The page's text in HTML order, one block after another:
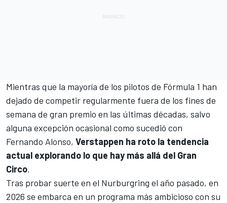
Mientras que la mayoría de los pilotos de Fórmula 1 han
dejado de competir regularmente fuera de los fines de
semana de gran premio en las últimas décadas, salvo
alguna excepción ocasional como sucedió con
Fernando Alonso, Verstappen ha roto la tendencia
actual explorando lo que hay más allá del Gran
Circo.
Tras probar suerte en el Nurburgring el año pasado, en
2026 se embarca en un programa más ambicioso con su